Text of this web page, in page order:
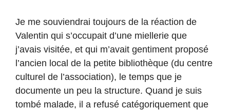
Je me souviendrai toujours de la réaction de
Valentin qui s’occupait d’une miellerie que
j’avais visitée, et qui m’avait gentiment proposé
l’ancien local de la petite bibliothèque (du centre
culturel de l’association), le temps que je
documente un peu la structure. Quand je suis
tombé malade, il a refusé catégoriquement que